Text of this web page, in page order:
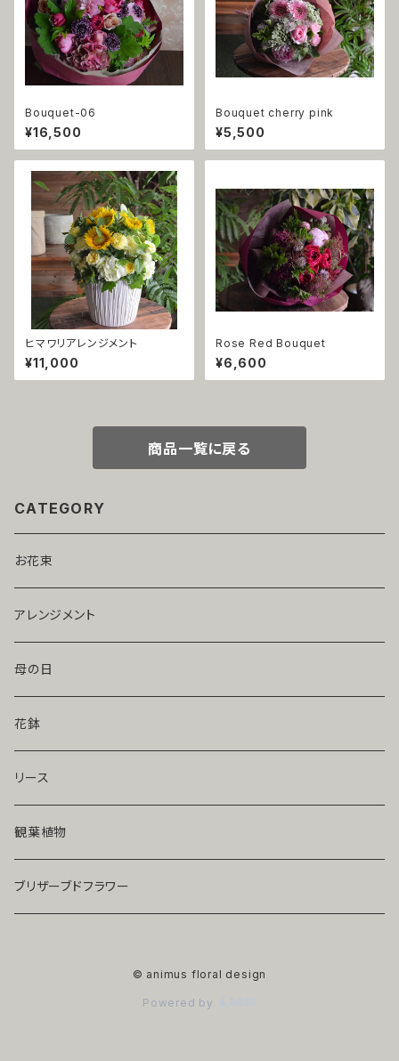
Bouquet-06
¥16,500
Bouquet cherry pink
¥5,500
ヒマワリアレンジメント
¥11,000
Rose Red Bouquet
¥6,600
商品一覧に戻る
CATEGORY
お花束
アレンジメント
母の日
花鉢
リース
観葉植物
ブリザーブドフラワー
© animus floral design
Powered by